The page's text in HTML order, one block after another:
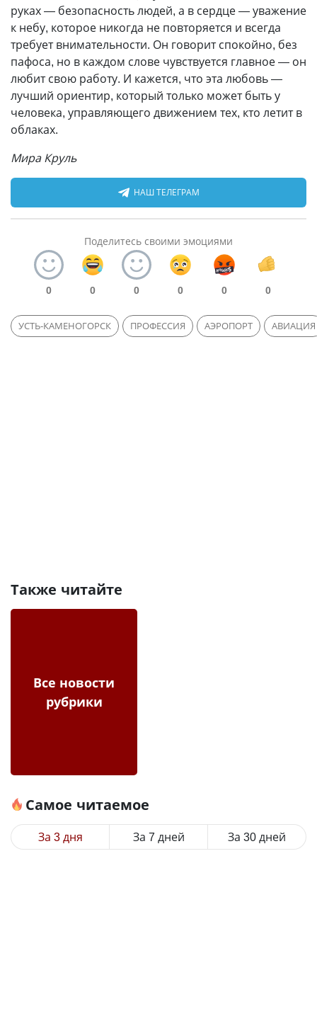
руках — безопасность людей, а в сердце — уважение
к небу, которое никогда не повторяется и всегда
требует внимательности. Он говорит спокойно, без
пафоса, но в каждом слове чувствуется главное — он
любит свою работу. И кажется, что эта любовь —
лучший ориентир, который только может быть у
человека, управляющего движением тех, кто летит в
облаках.
Мира Круль
НАШ ТЕЛЕГРАМ
Поделитесь своими эмоциями
0 0 0 0 0 0
УСТЬ-КАМЕНОГОРСК ПРОФЕССИЯ АЭРОПОРТ АВИАЦИЯ
Также читайте
Все новости
рубрики
Самое читаемое
За 3 дня За 7 дней За 30 дней